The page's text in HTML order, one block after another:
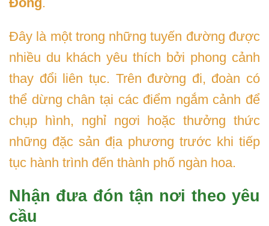
Đây là một trong những tuyến đường được
nhiều du khách yêu thích bởi phong cảnh
thay đổi liên tục. Trên đường đi, đoàn có
thể dừng chân tại các điểm ngắm cảnh để
chụp hình, nghỉ ngơi hoặc thưởng thức
những đặc sản địa phương trước khi tiếp
tục hành trình đến thành phố ngàn hoa.
Nhận đưa đón tận nơi theo yêu
cầu